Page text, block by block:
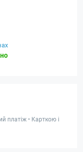
платіж • Карткою і